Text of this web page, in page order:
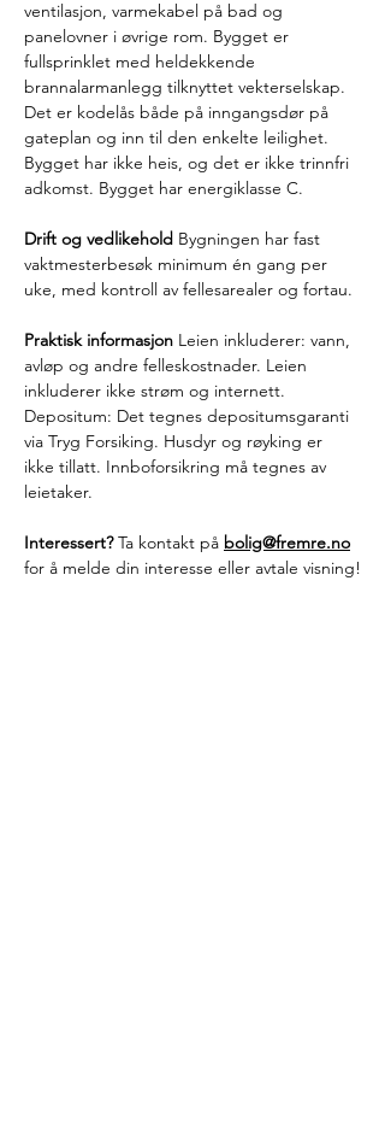
ventilasjon, varmekabel på bad og
panelovner i øvrige rom. Bygget er
fullsprinklet med heldekkende
brannalarmanlegg tilknyttet vekterselskap.
Det er kodelås både på inngangsdør på
gateplan og inn til den enkelte leilighet.
Bygget har ikke heis, og det er ikke trinnfri
adkomst. Bygget har energiklasse C.
Drift og vedlikehold Bygningen har fast
vaktmesterbesøk minimum én gang per
uke, med kontroll av fellesarealer og fortau.
Praktisk informasjon Leien inkluderer: vann,
avløp og andre felleskostnader. Leien
inkluderer ikke strøm og internett.
Depositum: Det tegnes depositumsgaranti
via Tryg Forsiking. Husdyr og røyking er
ikke tillatt. Innboforsikring må tegnes av
leietaker.
Interessert? Ta kontakt på bolig@fremre.no
for å melde din interesse eller avtale visning!